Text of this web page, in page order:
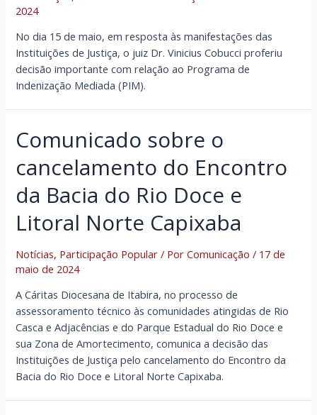
2024
No dia 15 de maio, em resposta às manifestações das
Instituições de Justiça, o juiz Dr. Vinicius Cobucci proferiu
decisão importante com relação ao Programa de
Indenização Mediada (PIM).
Comunicado sobre o
cancelamento do Encontro
da Bacia do Rio Doce e
Litoral Norte Capixaba
Notícias, Participação Popular / PorComunicação/ 17 de
maio de 2024
A Cáritas Diocesana de Itabira, no processo de
assessoramento técnico às comunidades atingidas de Rio
Casca e Adjacências e do Parque Estadual do Rio Doce e
sua Zona de Amortecimento, comunica a decisão das
Instituições de Justiça pelo cancelamento do Encontro da
Bacia do Rio Doce e Litoral Norte Capixaba.